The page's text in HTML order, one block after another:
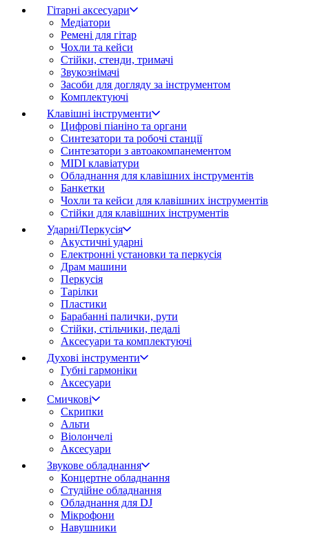
Гітарні аксесуари
Медіатори
Ремені для гітар
Чохли та кейси
Стійки, стенди, тримачі
Звукознімачі
Засоби для догляду за інструментом
Комплектуючі
Клавішні інструменти
Цифрові піаніно та органи
Синтезатори та робочі станції
Синтезатори з автоакомпанементом
MIDI клавіатури
Обладнання для клавішних інструментів
Банкетки
Чохли та кейси для клавішних інструментів
Стійки для клавішних інструментів
Ударні/Перкусія
Акустичні ударні
Електронні установки та перкусія
Драм машини
Перкусія
Тарілки
Пластики
Барабанні палички, рути
Стійки, стільчики, педалі
Аксесуари та комплектуючі
Духові інструменти
Губні гармоніки
Аксесуари
Смичкові
Скрипки
Альти
Віолончелі
Аксесуари
Звукове обладнання
Концертне обладнання
Студійне обладнання
Обладнання для DJ
Мікрофони
Навушники